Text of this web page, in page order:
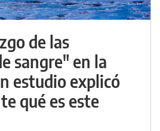
de las
sangre" en la
estudio explicó
qué es este